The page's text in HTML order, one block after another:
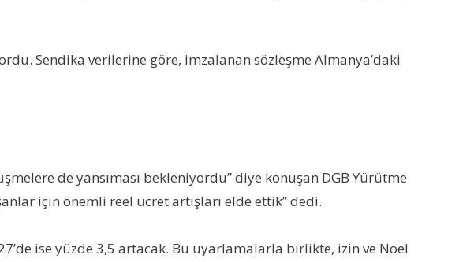
Sendika verilerine göre, imzalanan sözleşme Almanya’daki
de yansıması bekleniyordu” diye konuşan DGB Yürütme
için önemli reel ücret artışları elde ettik” dedi.
ise yüzde 3,5 artacak. Bu uyarlamalarla birlikte, izin ve Noel